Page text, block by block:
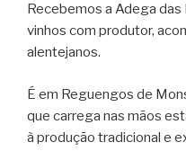
Recebemos a Adega das
vinhos com produtor,
alentejanos.
É em Reguengos de
que carrega nas mãos
à produção tradicional e